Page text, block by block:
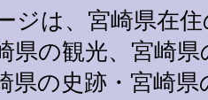
ジは、宮崎県在
の観光、宮崎県
県の史跡・宮崎